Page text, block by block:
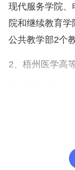
现代服务学院、
院和继续教育学
公共教学部2个
2、梧州医学高
学校占地面积